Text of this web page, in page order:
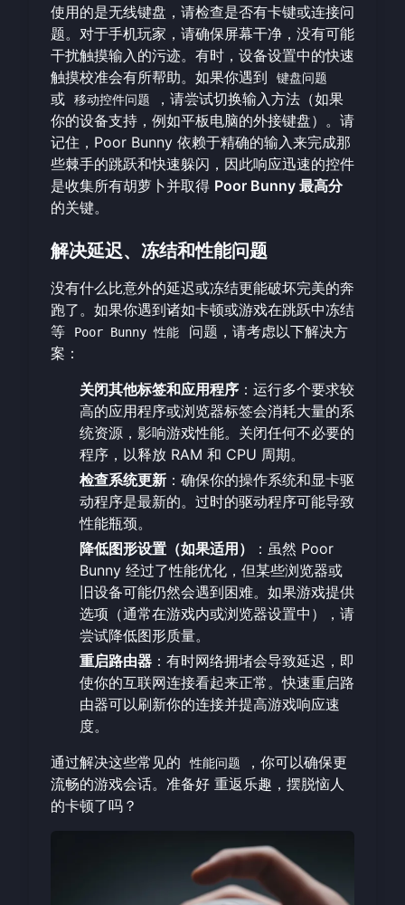
使用的是无线键盘，请检查是否有卡键或连接问
题。对于手机玩家，请确保屏幕干净，没有可能
干扰触摸输入的污迹。有时，设备设置中的快速
触摸校准会有所帮助。如果你遇到
键盘问题
或 移动控件问题
，请尝试切换输入方法（如果
你的设备支持，例如平板电脑的外接键盘）。请
记住，Poor Bunny 依赖于精确的输入来完成那
些棘手的跳跃和快速躲闪，因此响应迅速的控件
是收集所有胡萝卜并取得 Poor Bunny 最高分
的关键。
解决延迟、冻结和性能问题
没有什么比意外的延迟或冻结更能破坏完美的奔
跑了。如果你遇到诸如卡顿或游戏在跳跃中冻结
等
Poor Bunny 性能
问题，请考虑以下解决方
案：
关闭其他标签和应用程序 ：运行多个要求较
高的应用程序或浏览器标签会消耗大量的系
统资源，影响游戏性能。关闭任何不必要的
程序，以释放 RAM 和 CPU 周期。
检查系统更新 ：确保你的操作系统和显卡驱
动程序是最新的。过时的驱动程序可能导致
性能瓶颈。
降低图形设置（如果适用）
：虽然 Poor
Bunny 经过了性能优化，但某些浏览器或
旧设备可能仍然会遇到困难。如果游戏提供
选项（通常在游戏内或浏览器设置中），请
尝试降低图形质量。
重启路由器 ：有时网络拥堵会导致延迟，即
使你的互联网连接看起来正常。快速重启路
由器可以刷新你的连接并提高游戏响应速
度。
通过解决这些常见的
性能问题
，你可以确保更
流畅的游戏会话。准备好 重返乐趣 ，摆脱恼人
的卡顿了吗？